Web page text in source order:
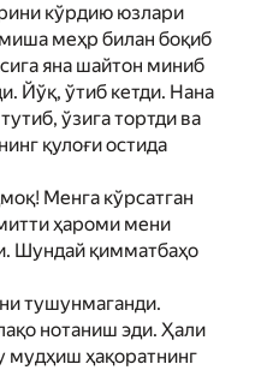
кўрдию юзлари
меҳр билан боқиб
яна шайтон миниб
Йўқ, ўтиб кетди. Нана
ўзига тортди ва
қулоғи остида
Менга кўрсатган
ҳароми мени
Шундай қимматбаҳо
тушунмаганди.
нотаниш эди. Ҳали
мудҳиш ҳақоратнинг